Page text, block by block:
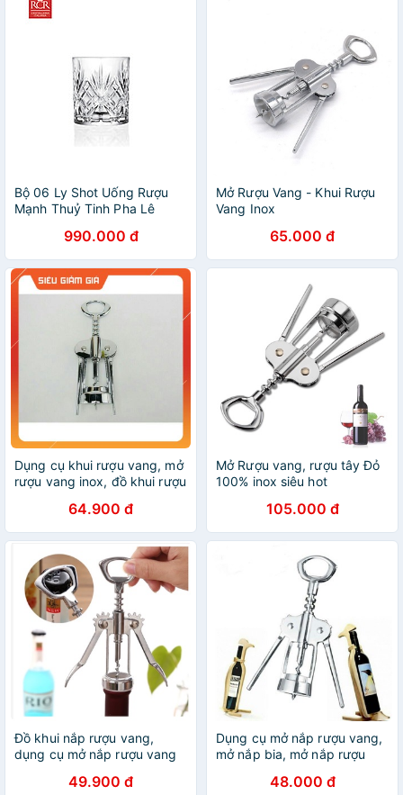
Bộ 06 Ly Shot Uống Rượu
Mạnh Thuỷ Tinh Pha Lê
Melodia - Melodia Liqueur
Tumbler 80 ml
990.000 đ
Mở Rượu Vang - Khui Rượu
Vang Inox
65.000 đ
Dụng cụ khui rượu vang, mở
rượu vang inox, đồ khui rượu
64.900 đ
Mở Rượu vang, rượu tây Đỏ
100% inox siêu hot
105.000 đ
Đồ khui nắp rượu vang,
dụng cụ mở nắp rượu vang
49.900 đ
Dụng cụ mở nắp rượu vang,
mở nắp bia, mở nắp rượu
48.000 đ